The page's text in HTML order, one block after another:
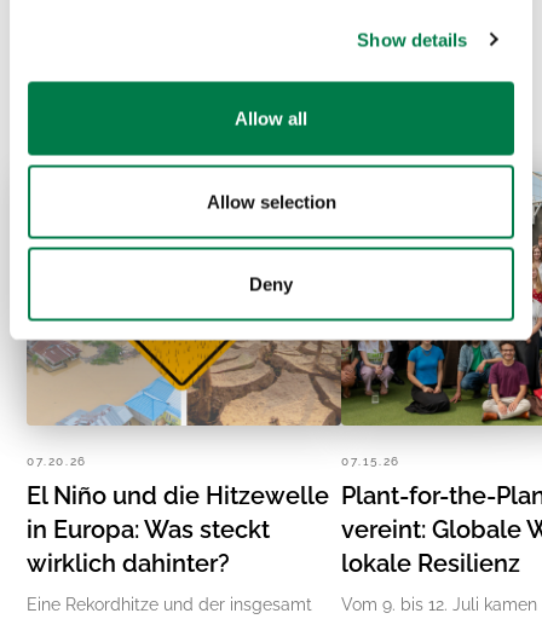
Show details
Allow all
Allow selection
Deny
07.20.26
El Niño und die Hitzewelle
in Europa: Was steckt
wirklich dahinter?
Eine Rekordhitze und der insgesamt
07.15.26
Plant-for-the-
vereint: Globale
lokale Resilienz
Vom 9. bis 12. Juli